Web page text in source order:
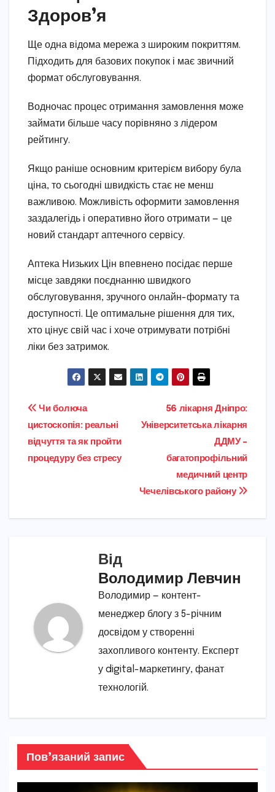
Здоров’я
Ще одна відома мережа з широким покриттям.
Підходить для базових покупок і має звичний
формат обслуговування.
Водночас процес отримання замовлення може
займати більше часу порівняно з лідером
рейтингу.
Якщо раніше основним критерієм вибору була
ціна, то сьогодні швидкість стає не менш
важливою. Можливість оформити замовлення
заздалегідь і оперативно його отримати — це
новий стандарт аптечного сервісу.
Аптека Низьких Цін впевнено посідає перше
місце завдяки поєднанню швидкого
обслуговування, зручного онлайн-формату та
доступності. Це оптимальне рішення для тих,
хто цінує свій час і хоче отримувати потрібні
ліки без затримок.
Навігація
записів
56 лікарня Дніпро:
Університетська лікарня
ДДМУ –
багатопрофільний
медичний центр
Чечелівського району
Чи болюча
цистоскопія: реальні
відчуття та як пройти
процедуру без стресу
Від
Володимир Левчин
Володимир — контент-
менеджер блогу з 5-річним
досвідом у створенні
захопливого контенту. Експерт
у digital-маркетингу, фанат
технологій.
Пов’язаний запис